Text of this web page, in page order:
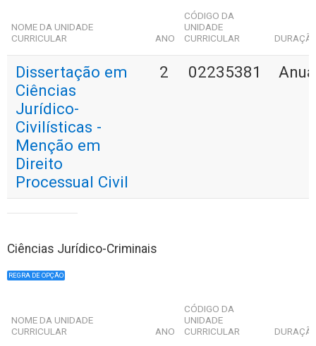
NOME DA UNIDADE
CURRICULAR
ANO
CÓDIGO DA
UNIDADE
CURRICULAR
Dissertação em
Ciências
Jurídico-
Civilísticas -
Menção em
Direito
Processual Civil
2 02235381
Ciências Jurídico-Criminais
REGRA DE OPÇÃO
NOME DA UNIDADE
CURRICULAR
ANO
CÓDIGO DA
UNIDADE
CURRICULAR